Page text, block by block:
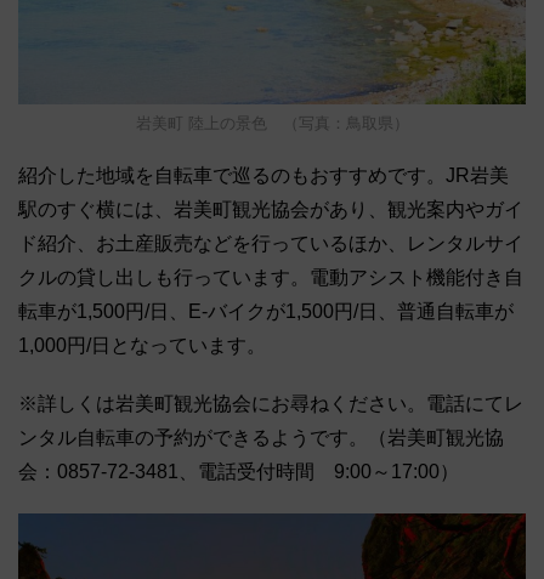
岩美町 陸上の景色 （写真：鳥取県）
紹介した地域を自転車で巡るのもおすすめです。JR岩美
駅のすぐ横には、岩美町観光協会があり、観光案内やガイ
ド紹介、お土産販売などを行っているほか、レンタルサイ
クルの貸し出しも行っています。電動アシスト機能付き自
転車が1,500円/日、E-バイクが1,500円/日、普通自転車が
1,000円/日となっています。
※詳しくは岩美町観光協会にお尋ねください。電話にてレ
ンタル自転車の予約ができるようです。（岩美町観光協
会：0857-72-3481、電話受付時間 9:00～17:00）